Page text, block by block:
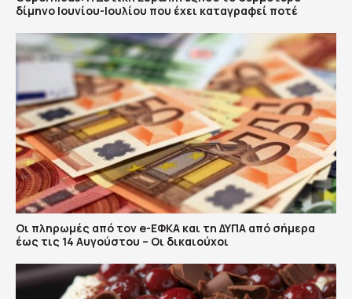
δίμηνο Ιουνίου-Ιουλίου που έχει καταγραφεί ποτέ
Οι πληρωμές από τον e-ΕΦΚΑ και τη ΔΥΠΑ από σήμερα
έως τις 14 Αυγούστου – Οι δικαιούχοι